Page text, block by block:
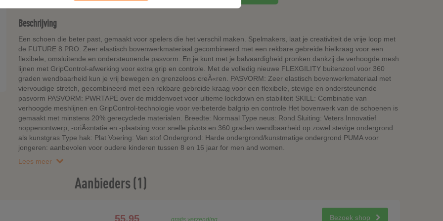
Beschrijving
Een schoen die beter past, gemaakt voor spelers die het verschil maken. Spelmakers, laat je creativiteit de vrije loop met
de FUTURE 8 PRO. Zeer elastisch bovenwerkmateriaal gecombineerd met een rekbare gebreide hielkraag voor een
flexibele, omsluitende en ondersteunende pasvorm. En je kunt met je balvaardigheid pronken dankzij de verhoogde mesh
lijnen met GripControl-afwerking voor extra grip en controle. Met de volledig nieuwe FLEXGILITY buitenzool voor 360
graden wendbaarheid kun je vrij bewegen en grenzeloos creÃ«ren. PASVORM: Zeer elastisch bovenwerkmateriaal met
viervoudige stretch, gecombineerd met een rekbare gebreide kraag voor een flexibele, stevige en ondersteunende
pasvorm PASVORM: PWRTAPE over de middenvoet voor ultieme lockdown en stabiliteit SKILL: Combinatie van
verhoogde meshlijnen en GripControl-technologie voor verbeterde balgrip en controle Het bovenwerk van de schoenen is
gemaakt met minstens 20% gerecyclede materialen. Breedte: Normaal Type neus: Rond Sluiting: Veters Innovatief
noppenontwerp, -oriÃ«ntatie en -plaatsing voor snelle pivots en 360 graden wendbaarheid op zowel stevige ondergrond
als kunstgras Type hak: Plat Voering: Van stof Ondergrond: Harde ondergrond/kunstmatige ondergrond PUMA voor
jongeren: aanbevolen voor oudere kinderen tussen 8 en 16 jaar for men and women.
Lees meer
Aanbieders (1)
55.95 gratis verzending Bezoek shop